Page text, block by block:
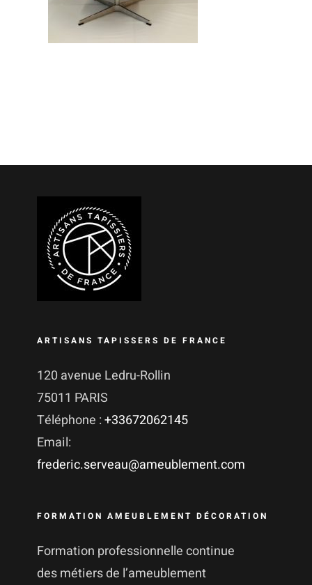
ARTISANS TAPISSERS DE FRANCE
120 avenue Ledru-Rollin
75011 PARIS
Téléphone :+33672062145
Email:
frederic.serveau@ameublement.com
FORMATION AMEUBLEMENT DÉCORATION
Formation professionnelle continue
des métiers de l’ameublement